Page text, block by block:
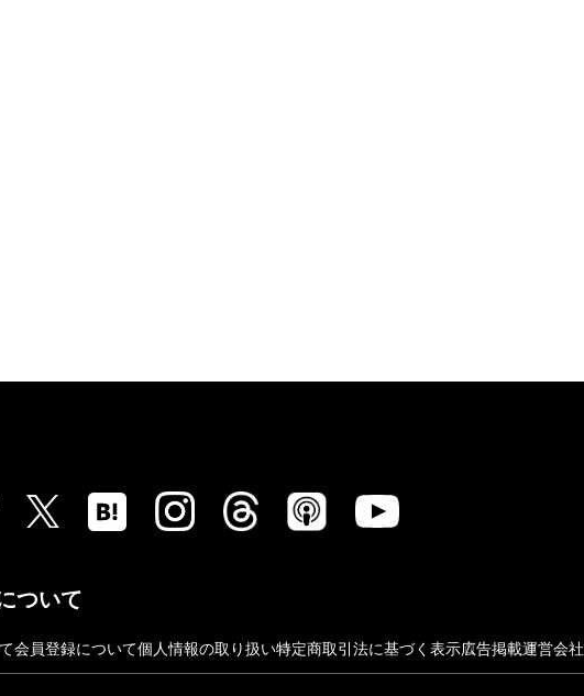
ついて
会員登録について個人情報の取り扱い特定商取引法に基づく表示広告掲載運営会社